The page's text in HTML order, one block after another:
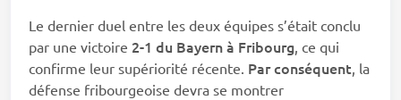
Le dernier duel entre les deux équipes s’était conclu
par une victoire 2-1 du Bayern à Fribourg, ce qui
confirme leur supériorité récente. Par conséquent, la
défense fribourgeoise devra se montrer